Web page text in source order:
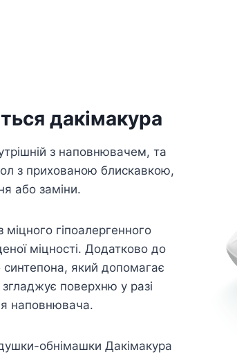
дакімакура
з наповнювачем, та
з прихованою блискавкою,
або заміни.
міцного гіпоалергенного
міцності. Додатково до
який допомагає
поверхню у разі
наповнювача.
обнімашки Дакімакура